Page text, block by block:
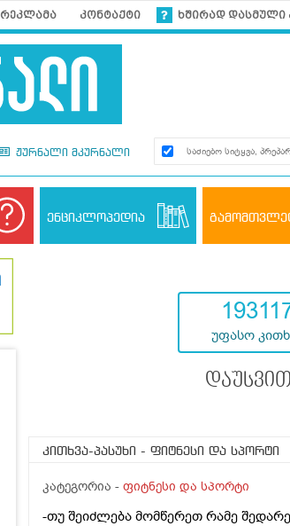
რეკლამა კონტაქტი ხშირად დასმული
ჟურნალი მკურნალი
ენციკლოპედია
უფასო
კითხვა-პასუხი - ფიტნესი და სპორტი
კატეგორია - ფიტნესი და სპორტი
-თუ შეიძლება მომწერეთ რამე